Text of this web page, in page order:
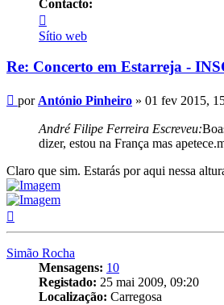
Contacto:
António
Pinheiro
Sítio web
Re: Concerto em Estarreja -
Mensagem
por António Pinheiro » 01 fev 2015,
André Filipe Ferreira Escreveu:
dizer, estou na França mas
Claro que sim. Estarás por aqui nessa
Simão Rocha
Mensagens: 10
Registado: 25 mai 2009, 09:20
Localização: Carregosa